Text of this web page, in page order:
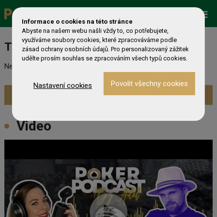
Turnaj nebyl nalezen
Nebyl nalezen odpovídající turnaj. Prevděpodobně již skončil.
Zobrazit aktuální turnaje »
Video
Informace o cookies na této stránce
Abyste na našem webu našli vždy to, co potřebujete,
využíváme soubory cookies, které zpracováváme podle
zásad ochrany osobních údajů. Pro personalizovaný zážitek
udělte prosím souhlas se zpracováním všech typů cookies.
Nastavení cookies